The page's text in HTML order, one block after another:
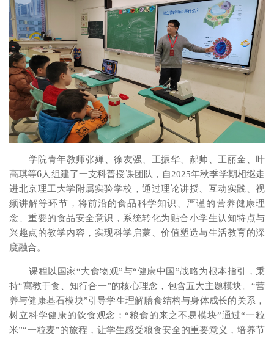
学院青年教师张婵、徐友强、王振华、郝帅、王丽金、叶
高琪等6人组建了一支科普授课团队，自2025年秋季学期相继走
进北京理工大学附属实验学校，通过理论讲授、互动实践、视
频讲解等环节，将前沿的食品科学知识、严谨的营养健康理
念、重要的食品安全意识，系统转化为贴合小学生认知特点与
兴趣点的教学内容，实现科学启蒙、价值塑造与生活教育的深
度融合。
课程以国家“大食物观”与“健康中国”战略为根本指引，秉
持“寓教于食、知行合一”的核心理念，包含五大主题模块。“营
养与健康基石模块”引导学生理解膳食结构与身体成长的关系，
树立科学健康的饮食观念；“粮食的来之不易模块”通过“一粒
米”“一粒麦”的旅程，让学生感受粮食安全的重要意义，培养节